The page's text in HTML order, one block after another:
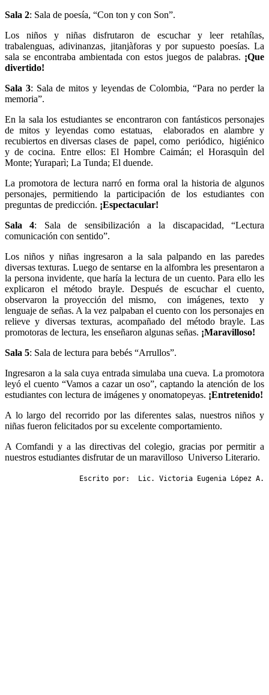
Sala 2: Sala de poesía, “Con ton y con Son”.
Los niños y niñas disfrutaron de escuchar y leer retahílas,
trabalenguas, adivinanzas, jitanjàforas y por supuesto poesías. La
sala se encontraba ambientada con estos juegos de palabras. ¡Que
divertido!
Sala 3: Sala de mitos y leyendas de Colombia, “Para no perder la
memoria”.
En la sala los estudiantes se encontraron con fantásticos personajes
de mitos y leyendas como estatuas, elaborados en alambre y
recubiertos en diversas clases de papel, como periódico, higiénico
y de cocina. Entre ellos: El Hombre Caimán; el Horasquìn del
Monte; Yuraparì; La Tunda; El duende.
La promotora de lectura narró en forma oral la historia de algunos
personajes, permitiendo la participación de los estudiantes con
preguntas de predicción. ¡Espectacular!
Sala 4: Sala de sensibilización a la discapacidad, “Lectura
comunicación con sentido”.
Los niños y niñas ingresaron a la sala palpando en las paredes
diversas texturas. Luego de sentarse en la alfombra les presentaron a
la persona invidente, que haría la lectura de un cuento. Para ello les
explicaron el método brayle. Después de escuchar el cuento,
observaron la proyección del mismo, con imágenes, texto y
lenguaje de señas. A la vez palpaban el cuento con los personajes en
relieve y diversas texturas, acompañado del método brayle. Las
promotoras de lectura, les enseñaron algunas señas. ¡Maravilloso!
Sala 5: Sala de lectura para bebés “Arrullos”.
Ingresaron a la sala cuya entrada simulaba una cueva. La promotora
leyó el cuento “Vamos a cazar un oso”, captando la atención de los
estudiantes con lectura de imágenes y onomatopeyas. ¡Entretenido!
A lo largo del recorrido por las diferentes salas, nuestros niños y
niñas fueron felicitados por su excelente comportamiento.
A Comfandi y a las directivas del colegio, gracias por permitir a
nuestros estudiantes disfrutar de un maravilloso Universo Literario.
Escrito por:  Lic. Victoria Eugenia López A.